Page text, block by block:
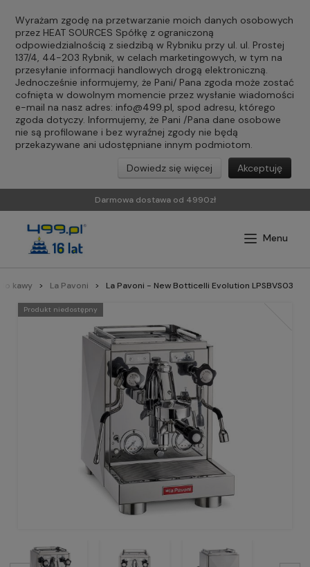
Wyrażam zgodę na przetwarzanie moich danych osobowych
przez HEAT SOURCES Spółkę z ograniczoną
odpowiedzialnością z siedzibą w Rybniku przy ul. ul. Prostej
137/4, 44-203 Rybnik, w celach marketingowych, w tym na
przesyłanie informacji handlowych drogą elektroniczną.
Jednocześnie informujemy, że Pani/ Pana zgoda może zostać
cofnięta w dowolnym momencie przez wysłanie wiadomości
e-mail na nasz adres: info@499.pl, spod adresu, którego
zgoda dotyczy. Informujemy, że Pani /Pana dane osobowe
nie są profilowane i bez wyraźnej zgody nie będą
przekazywane ani udostępniane innym podmiotom.
Akceptuję
Dowiedz się więcej
Darmowa dostawa od 4990zł
kawy La Pavoni La Pavoni - New Botticelli Evolution LPSBVS03
Produkt niedostępny